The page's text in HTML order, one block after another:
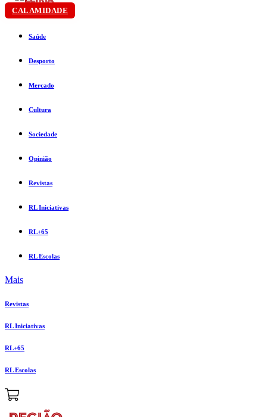
CALAMIDADE
Saúde
Desporto
Mercado
Cultura
Sociedade
Opinião
Revistas
RL Iniciativas
RL+65
RL Escolas
Mais
Revistas
RL Iniciativas
RL+65
RL Escolas